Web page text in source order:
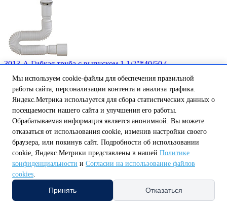
3013-А Гибкая труба с выпуском 1 1/2"*40/50 ( ...
Цена:
.............................................
344,60 ₽
Количество:
В корзину
код: А-30131
Мы используем cookie-файлы для обеспечения правильной
работы сайта, персонализации контента и анализа трафика.
Яндекс.Метрика используется для сбора статистических данных о
посещаемости нашего сайта и улучшения его работы.
Обрабатываемая информация является анонимной. Вы можете
отказаться от использования cookie, изменив настройки своего
браузера, или покинув сайт. Подробности об использовании
cookie, Яндекс.Метрики представлены в нашей Политике
конфиденциальности и Согласии на использование файлов
cookies.
Принять Отказаться